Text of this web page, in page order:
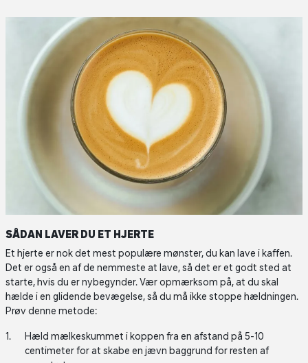
SÅDAN LAVER DU ET HJERTE
Et hjerte er nok det mest populære mønster, du kan lave i kaffen.
Det er også en af de nemmeste at lave, så det er et godt sted at
starte, hvis du er nybegynder. Vær opmærksom på, at du skal
hælde i en glidende bevægelse, så du må ikke stoppe hældningen.
Prøv denne metode:
Hæld mælkeskummet i koppen fra en afstand på 5-10
centimeter for at skabe en jævn baggrund for resten af